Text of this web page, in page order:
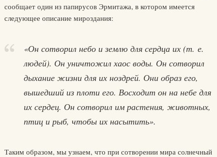
сообщает один из папирусов Эрмитажа, в котором имеется
следующее описание мироздания:
«Он сотворил небо и землю для сердца их (т. е.
людей). Он уничтожил хаос воды. Он сотворил
дыхание жизни для их ноздрей. Они образ его,
вышедший из плоти его. Восходит он на небе для
их сердец. Он сотворил им растения, животных,
птиц и рыб, чтобы их насытить».
Таким образом, мы узнаем, что при сотворении мира солнечный